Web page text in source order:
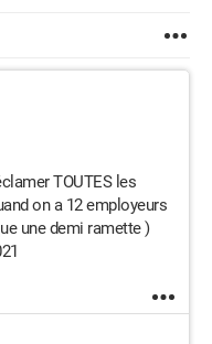
TOUTES les
on a 12 employeurs
une demi ramette )